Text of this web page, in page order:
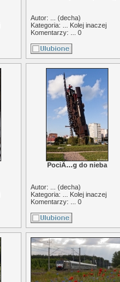
Autor: ... (decha)
Kategoria: ... Kolej inaczej
Komentarzy: ... 0
PociÄ…g do nieba
Autor: ... (decha)
Kategoria: ... Kolej inaczej
Komentarzy: ... 0